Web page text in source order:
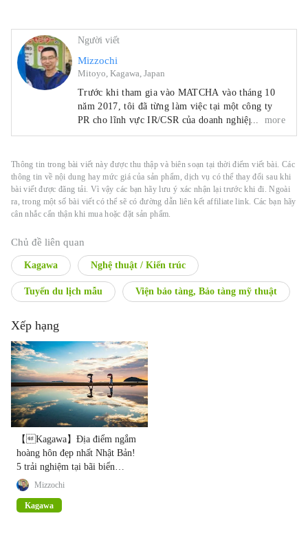
Người viết
Mizzochi
Mitoyo, Kagawa, Japan
Trước khi tham gia vào MATCHA vào tháng 10
năm 2017, tôi đã từng làm việc tại một công ty
PR cho lĩnh vực IR/CSR của doanh nghiệp và một
nhà xuất bản phát hành tạp chí tập trung vào hợp
thành phố Mitoyo, tỉnh Kagawa. Tôi viết bài cho
du khách ghé thăm Nhật Bản và cũng đóng góp
cho sự phát triển khu vực. Trọng tâm chính của
tôi là viết về dịch vụ internet, thuê xe, khách sạn
và điểm du lịch ở phía Tây Nhật Bản.
more
Thông tin trong bài viết này được thu thập và biên soạn tại thời điểm viết bài. Các
thông tin về nội dung hay mức giá của sản phẩm, dịch vụ có thể thay đổi sau khi
bài viết được đăng tải. Vì vậy các bạn hãy lưu ý xác nhận lại trước khi đi. Ngoài
ra, trong một số bài viết có thể sẽ có đường dẫn liên kết affiliate link. Các bạn hãy
cân nhắc cẩn thận khi mua hoặc đặt sản phẩm.
Chủ đề liên quan
Kagawa Nghệ thuật / Kiến trúc
Tuyến du lịch mẫu Viện bảo tàng, Bảo tàng mỹ thuật
Xếp hạng
【Kagawa】Địa điểm ngắm
hoàng hôn đẹp nhất Nhật Bản!
5 trải nghiệm tại bãi biển
Chichibugahama ở biển
Setouchi!
Mizzochi
Kagawa